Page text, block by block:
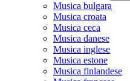
Musica bulgara
Musica croata
Musica ceca
Musica danese
Musica inglese
Musica estone
Musica finlandese